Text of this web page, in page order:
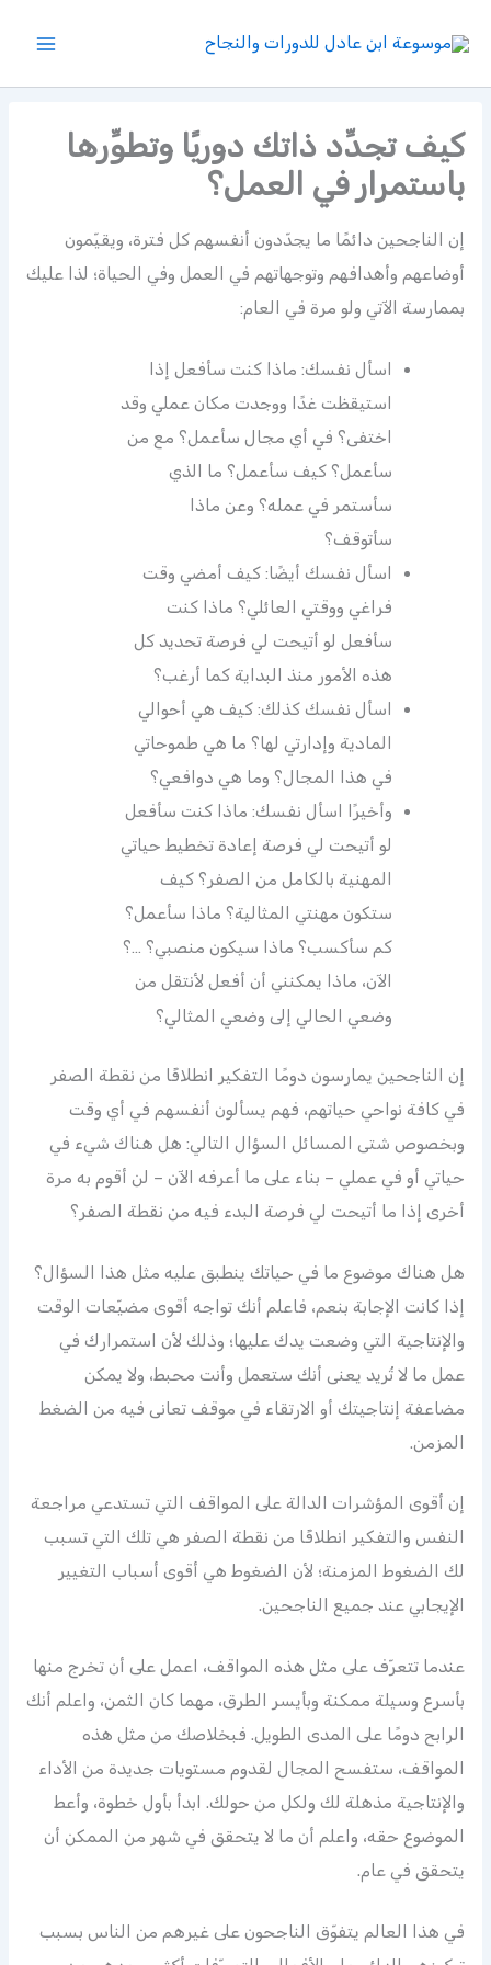
المحتوى
كيف تجدِّد ذاتك دوريًا وتطوِّرها
باستمرار في العمل؟
إن الناجحين دائمًا ما يجدّدون أنفسهم كل فترة، ويقيّمون
أوضاعهم وأهدافهم وتوجهاتهم في العمل وفي الحياة؛ لذا عليك
بممارسة الآتي ولو مرة في العام:
اسأل نفسك: ماذا كنت سأفعل إذا
استيقظت غدًا ووجدت مكان عملي وقد
اختفى؟ في أي مجال سأعمل؟ مع من
سأعمل؟ كيف سأعمل؟ ما الذي
سأستمر في عمله؟ وعن ماذا
سأتوقف؟
اسأل نفسك أيضًا: كيف أمضي وقت
فراغي ووقتي العائلي؟ ماذا كنت
سأفعل لو أتيحت لي فرصة تحديد كل
هذه الأمور منذ البداية كما أرغب؟
اسأل نفسك كذلك: كيف هي أحوالي
المادية وإدارتي لها؟ ما هي طموحاتي
في هذا المجال؟ وما هي دوافعي؟
وأخيرًا اسأل نفسك: ماذا كنت سأفعل
لو أتيحت لي فرصة إعادة تخطيط حياتي
المهنية بالكامل من الصفر؟ كيف
ستكون مهنتي المثالية؟ ماذا سأعمل؟
كم سأكسب؟ ماذا سيكون منصبي؟ …؟
الآن، ماذا يمكنني أن أفعل لأنتقل من
وضعي الحالي إلى وضعي المثالي؟
إن الناجحين يمارسون دومًا التفكير انطلاقًا من نقطة الصفر
في كافة نواحي حياتهم، فهم يسألون أنفسهم في أي وقت
وبخصوص شتى المسائل السؤال التالي: هل هناك شيء في
حياتي أو في عملي – بناء على ما أعرفه الآن – لن أقوم به مرة
أخرى إذا ما أتيحت لي فرصة البدء فيه من نقطة الصفر؟
هل هناك موضوع ما في حياتك ينطبق عليه مثل هذا السؤال؟
إذا كانت الإجابة بنعم، فاعلم أنك تواجه أقوى مضيّعات الوقت
والإنتاجية التي وضعت يدك عليها؛ وذلك لأن استمرارك في
عمل ما لا تُريد يعنى أنك ستعمل وأنت محبط، ولا يمكن
مضاعفة إنتاجيتك أو الارتقاء في موقف تعانى فيه من الضغط
المزمن.
إن أقوى المؤشرات الدالة على المواقف التي تستدعي مراجعة
النفس والتفكير انطلاقًا من نقطة الصفر هي تلك التي تسبب
لك الضغوط المزمنة؛ لأن الضغوط هي أقوى أسباب التغيير
الإيجابي عند جميع الناجحين.
عندما تتعرّف على مثل هذه المواقف، اعمل على أن تخرج منها
بأسرع وسيلة ممكنة وبأيسر الطرق، مهما كان الثمن، واعلم أنك
الرابح دومًا على المدى الطويل. فبخلاصك من مثل هذه
المواقف، ستفسح المجال لقدوم مستويات جديدة من الأداء
والإنتاجية مذهلة لك ولكل من حولك. ابدأ بأول خطوة، وأعط
الموضوع حقه، واعلم أن ما لا يتحقق في شهر من الممكن أن
يتحقق في عام.
في هذا العالم يتفوّق الناجحون على غيرهم من الناس بسبب